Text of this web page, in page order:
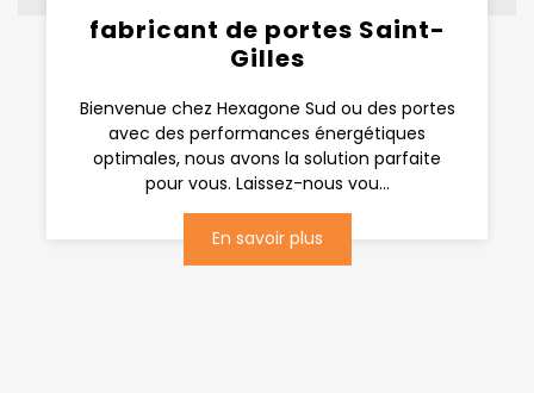
fabricant de portes Saint-
Gilles
Bienvenue chez Hexagone Sud ou des portes
avec des performances énergétiques
optimales, nous avons la solution parfaite
pour vous. Laissez-nous vou...
En savoir plus